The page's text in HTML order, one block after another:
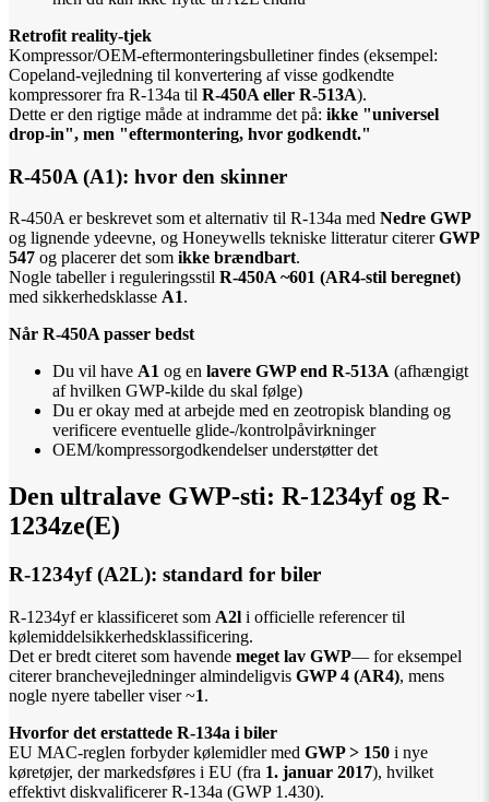
Retrofit reality-tjek
Kompressor/OEM-eftermonteringsbulletiner findes (eksempel:
Copeland-vejledning til konvertering af visse godkendte
kompressorer fra R-134a til R-450A eller R-513A).
Dette er den rigtige måde at indramme det på: ikke "universel
drop-in", men "eftermontering, hvor godkendt."
R-450A (A1): hvor den skinner
R-450A er beskrevet som et alternativ til R-134a med Nedre GWP
og lignende ydeevne, og Honeywells tekniske litteratur citererGWP
547 og placerer det som ikke brændbart.
Nogle tabeller i reguleringsstil R-450A ~601 (AR4-stil beregnet)
med sikkerhedsklasse A1.
Når R-450A passer bedst
Du vil have A1 og en lavere GWP end R-513A (afhængigt
af hvilken GWP-kilde du skal følge)
Du er okay med at arbejde med en zeotropisk blanding og
verificere eventuelle glide-/kontrolpåvirkninger
OEM/kompressorgodkendelser understøtter det
Den ultralave GWP-sti: R-1234yf og R-
1234ze(E)
R-1234yf (A2L): standard for biler
R-1234yf er klassificeret som A2l i officielle referencer til
kølemiddelsikkerhedsklassificering.
Det er bredt citeret som havende meget lav GWP— for eksempel
citerer branchevejledninger almindeligvis GWP 4 (AR4), mens
nogle nyere tabeller viser ~1.
Hvorfor det erstattede R-134a i biler
EU MAC-reglen forbyder kølemidler med GWP > 150 i nye
køretøjer, der markedsføres i EU (fra 1. januar 2017), hvilket
effektivt diskvalificerer R-134a (GWP 1.430).